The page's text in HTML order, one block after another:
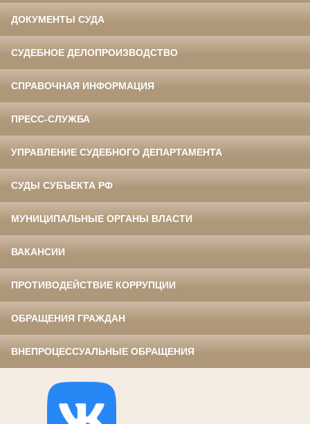
ДОКУМЕНТЫ СУДА
СУДЕБНОЕ ДЕЛОПРОИЗВОДСТВО
СПРАВОЧНАЯ ИНФОРМАЦИЯ
ПРЕСС-СЛУЖБА
УПРАВЛЕНИЕ СУДЕБНОГО ДЕПАРТАМЕНТА
СУДЫ СУБЪЕКТА РФ
МУНИЦИПАЛЬНЫЕ ОРГАНЫ ВЛАСТИ
ВАКАНСИИ
ПРОТИВОДЕЙСТВИЕ КОРРУПЦИИ
ОБРАЩЕНИЯ ГРАЖДАН
ВНЕПРОЦЕССУАЛЬНЫЕ ОБРАЩЕНИЯ